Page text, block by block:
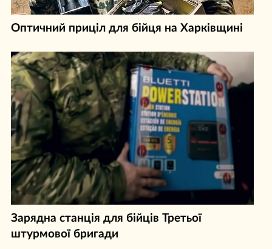
Оптичний приціл для бійця на Харківщині
Зарядна станція для бійців Третьої
штурмової бригади